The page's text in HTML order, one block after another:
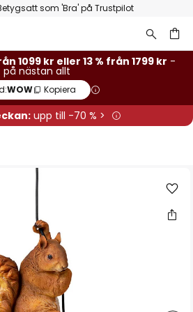
som 'Bra' på Trustpilot
1099 kr eller 13 % från 1799 kr -
på nästan allt
WOW Kopiera
upp till -70 % >